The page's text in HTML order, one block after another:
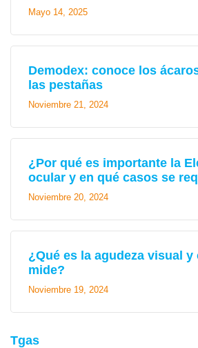
Mayo 14, 2025
Demodex: conoce los
las pestañas
Noviembre 21, 2024
¿Por qué es importante la
ocular y en qué casos se
Noviembre 20, 2024
¿Qué es la agudeza visual y
mide?
Noviembre 19, 2024
Tgas